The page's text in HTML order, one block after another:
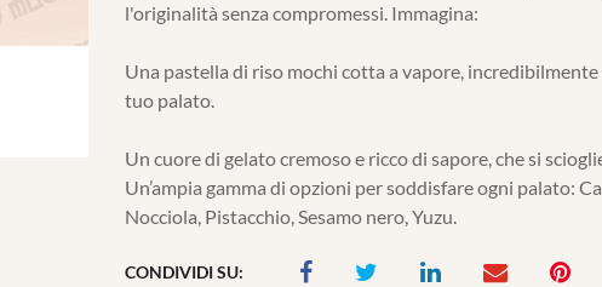
l'originalità senza compromessi. Immagina:
Una pastella di riso mochi cotta a vapore,
tuo palato.
Un cuore di gelato cremoso e ricco di sapore, che si
Un’ampia gamma di opzioni per soddisfare ogni palato:
Nocciola, Pistacchio, Sesamo nero, Yuzu.
CONDIVIDI SU: